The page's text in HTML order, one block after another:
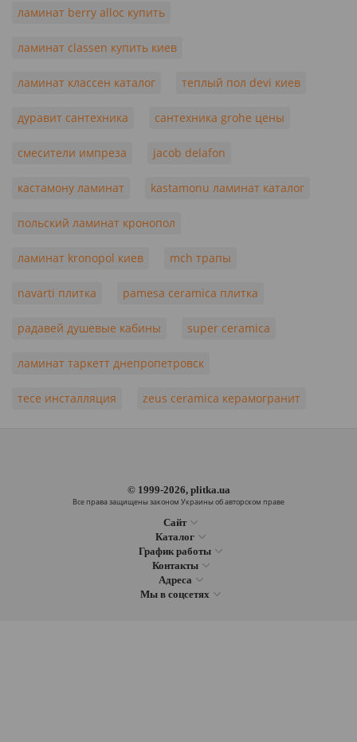
ламинат berry alloc купить
ламинат classen купить киев
ламинат классен каталог теплый пол devi киев
дуравит сантехника сантехника grohe цены
смесители импреза jacob delafon
кастамону ламинат kastamonu ламинат каталог
польский ламинат кронопол
ламинат kronopol киев mch трапы
navarti плитка pamesa ceramica плитка
радавей душевые кабины super ceramica
ламинат таркетт днепропетровск
тесе инсталляция zeus ceramica керамогранит
© 1999-2026, plitka.ua
Все права защищены законом Украины об авторском праве
Сайт
Каталог
График работы
Контакты
Адреса
Мы в соцсетях